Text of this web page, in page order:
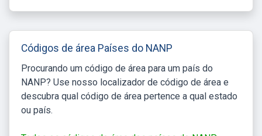
Códigos de área Países do NANP
Procurando um código de área para um país do
NANP? Use nosso localizador de código de área e
descubra qual código de área pertence a qual estado
ou país.